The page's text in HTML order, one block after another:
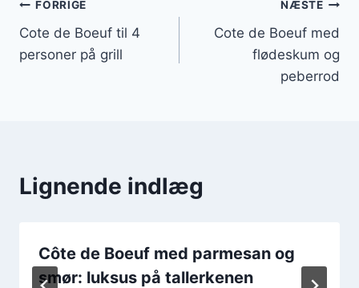
Indlægsnavigation
FORRIGE
Cote de Boeuf til 4
personer på grill
NÆSTE
Cote de Boeuf med
flødeskum og
peberrod
Lignende indlæg
Côte de Boeuf med parmesan og
smør: luksus på tallerkenen